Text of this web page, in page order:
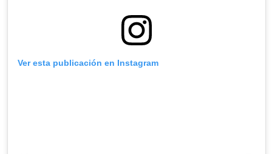
Ver esta publicación en Instagram